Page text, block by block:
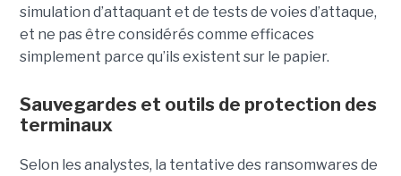
simulation d’attaquant et de tests de voies d’attaque,
et ne pas être considérés comme efficaces
simplement parce qu’ils existent sur le papier.
Sauvegardes et outils de protection des
terminaux
Selon les analystes, la tentative des ransomwares de